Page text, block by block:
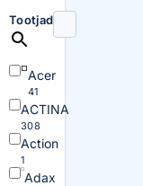
Tootjad
Acer
41
ACTINA
308
Action
1
Adax